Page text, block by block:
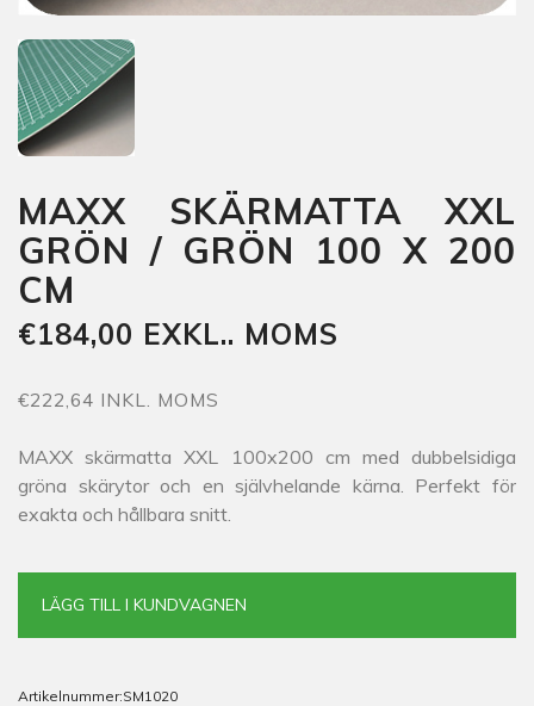
MAXX SKÄRMATTA XXL
GRÖN / GRÖN 100 X 200
CM
€184,00 EXKL.. MOMS
€222,64 INKL. MOMS
MAXX skärmatta XXL 100x200 cm med dubbelsidiga
gröna skärytor och en självhelande kärna. Perfekt för
exakta och hållbara snitt.
LÄGG TILL I KUNDVAGNEN
Artikelnummer:SM1020